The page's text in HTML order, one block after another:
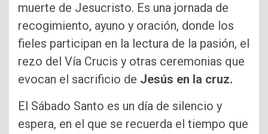
muerte de Jesucristo. Es una jornada de
recogimiento, ayuno y oración, donde los
fieles participan en la lectura de la pasión, el
rezo del Vía Crucis y otras ceremonias que
evocan el sacrificio de Jesús en la cruz.
El Sábado Santo es un día de silencio y
espera, en el que se recuerda el tiempo que